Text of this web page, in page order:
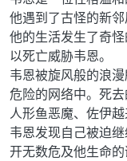
他遇到了古怪的新邻
他的生活发生了奇
以死亡威胁韦恩。
韦恩被旋风般的浪
危险的网络中。死去
人形鱼恶魔、佐伊
韦恩发现自己被迫
开无数危及他生命